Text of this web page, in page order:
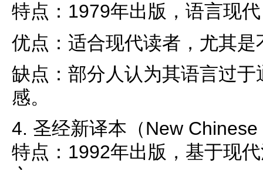
特点：1979年出版，语言现
优点：适合现代读者，尤其
缺点：部分人认为其语言过
感。
4. 圣经新译本（New
特点：1992年出版，基于现